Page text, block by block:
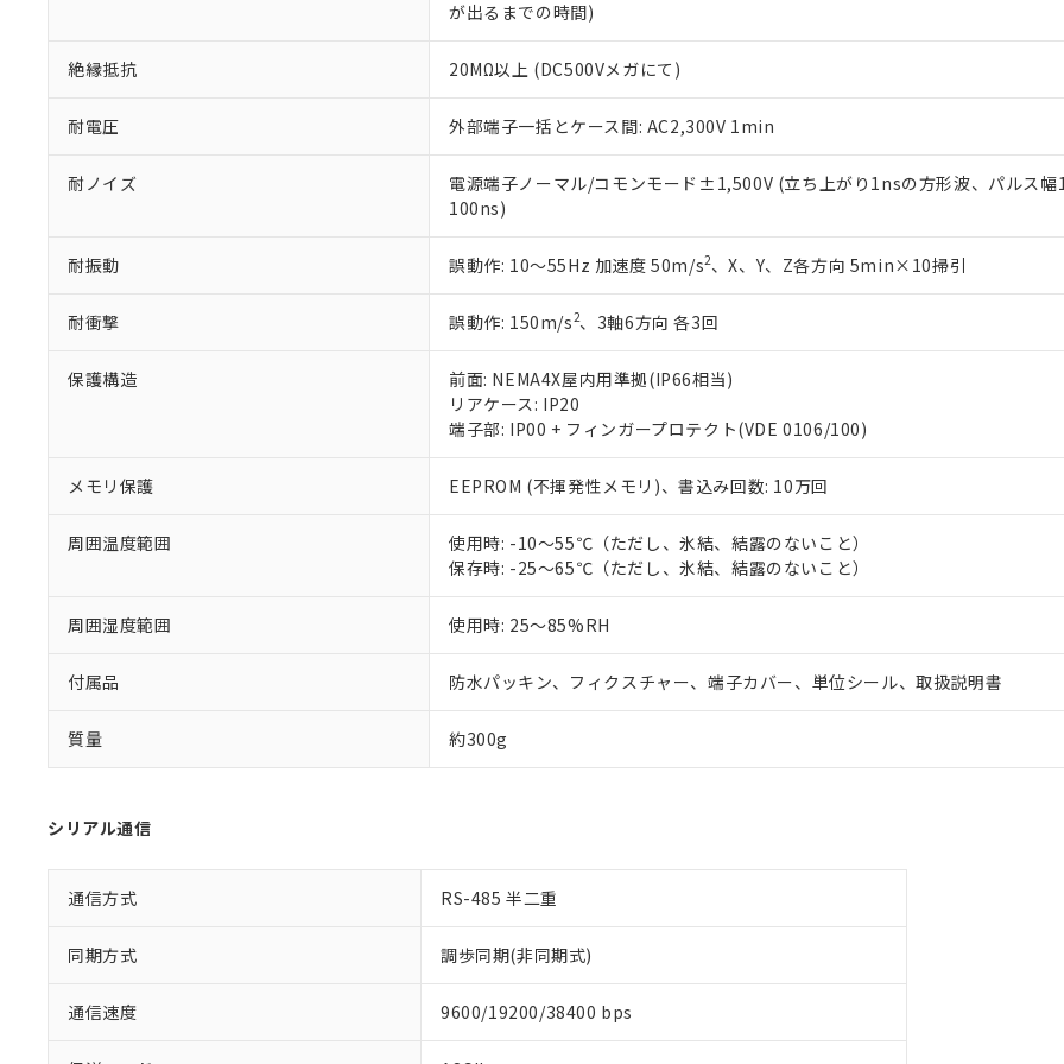
が出るまでの時間)
絶縁抵抗 20MΩ以上 (DC500Vメガにて)
耐電圧 外部端子一括とケース間: AC2,300V 1min
耐ノイズ
電源端子ノーマル/コモンモード±1,500V (立ち上がり1nsの方形波、パルス
100ns)
耐振動 誤動作: 10～55Hz 加速度 50m/s2、X、Y、Z各方向 5min×10掃引
耐衝撃 誤動作: 150m/s2、3軸6方向 各3回
保護構造
前面: NEMA4X屋内用準拠(IP66相当)
リアケース: IP20
端子部: IP00 + フィンガープロテクト(VDE 0106/100)
メモリ保護 EEPROM (不揮発性メモリ)、書込み回数: 10万回
周囲温度範囲
使用時: -10～55℃（ただし、氷結、結露のないこと）
保存時: -25～65℃（ただし、氷結、結露のないこと）
周囲湿度範囲 使用時: 25～85%RH
付属品 防水パッキン、フィクスチャー、端子カバー、単位シール、取扱説明書
質量 約300g
シリアル通信
通信方式 RS-485 半二重
同期方式 調歩同期(非同期式)
通信速度 9600/19200/38400 bps